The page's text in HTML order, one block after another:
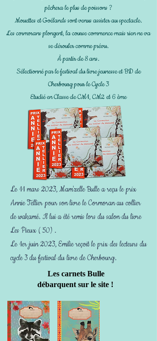
pêchera le plus de poissons ?
Mouettes et Goélands sont venus assister au spectacle.
Les cormorans plongent, la course commence mais rien ne va
se dérouler comme prévu.
À partir de 8 ans.
Sélectionné par le festival du livre jeunesse et BD de
Cherbourg pour le Cycle 3
Etudié en Classe de CM1, CM2 et 6 ème
Le 11 mars 2023, Mam'zelle Bulle a reçu le prix
Annie Tellier pour son livre le Cormoran au collier
de wakamé. Il lui a été remis lors du salon du livre
Les Pieux ( 50) .
Le 1er juin 2023, Emilie reçoit le prix des lecteurs du
cycle 3 du festival du livre de Cherbourg.
Les carnets Bulle
débarquent sur le site !